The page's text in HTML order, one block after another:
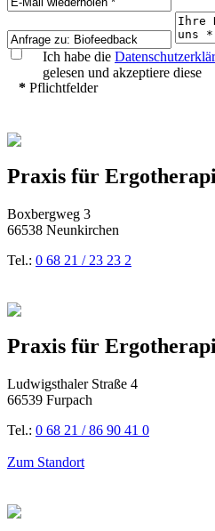
Ich habe die
gelesen und akzeptiere diese
* Pflichtfelder
Praxis für
Boxbergweg 3
66538 Neunkirchen
Tel.: 0 68 21 / 23 23 2
Praxis für
Ludwigsthaler Straße 4
66539 Furpach
Tel.: 0 68 21 / 86 90 41 0
Zum Standort